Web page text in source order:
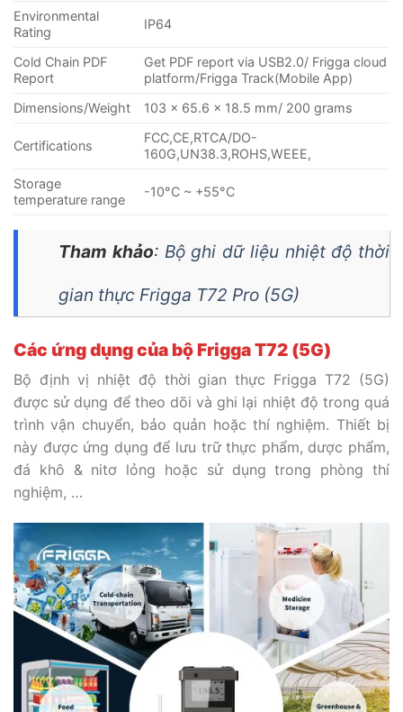
Environmental
Rating
IP64
Cold Chain PDF
Report
Get PDF report via USB2.0/ Frigga cloud
platform/Frigga Track(Mobile App)
Dimensions/Weight
103 x 65.6 x 18.5 mm/ 200 grams
Certifications
FCC,CE,RTCA/DO-
160G,UN38.3,ROHS,WEEE,
Storage
temperature range
-10°C ~ +55°C
Tham khảo: Bộ ghi dữ liệu nhiệt độ thời
gian thực Frigga T72 Pro (5G)
Các ứng dụng của bộ FriggaT72 (5G)
Bộ định vị nhiệt độ thời gian thực Frigga T72 (5G)
được sử dụng để theo dõi và ghi lại nhiệt độ trong quá
trình vận chuyển, bảo quản hoặc thí nghiệm. Thiết bị
này được ứng dụng để lưu trữ thực phẩm, dược phẩm,
đá khô & nitơ lỏng hoặc sử dụng trong phòng thí
nghiệm, …